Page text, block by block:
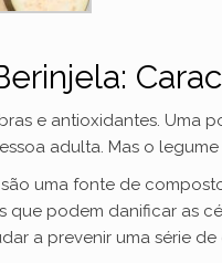
e antioxidantes. Uma
adulta. Mas o
são uma fonte de
​​que podem danificar as
a prevenir uma série de